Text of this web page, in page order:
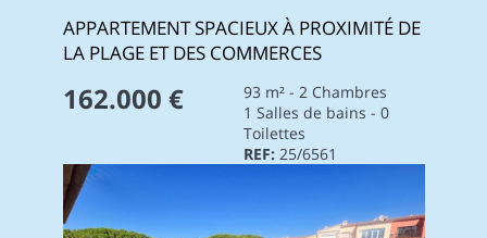
APPARTEMENT SPACIEUX À PROXIMITÉ DE
LA PLAGE ET DES COMMERCES
162.000 €
93 m² - 2 Chambres
1 Salles de bains - 0
Toilettes
REF: 25/6561